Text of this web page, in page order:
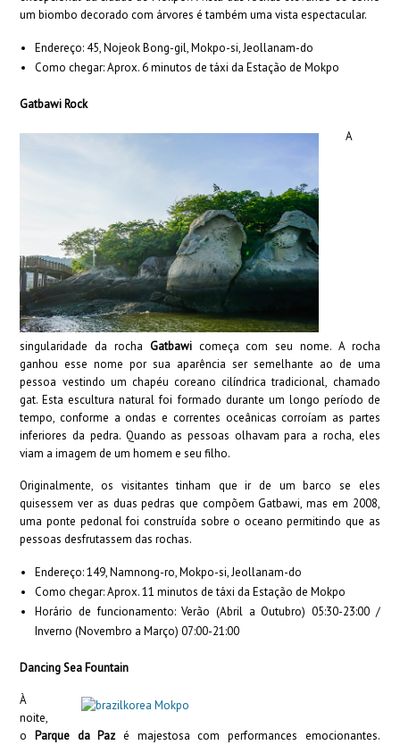
um biombo decorado com árvores é também uma vista espectacular.
Endereço: 45, Nojeok Bong-gil, Mokpo-si, Jeollanam-do
Como chegar: Aprox. 6 minutos de táxi da Estação de Mokpo
Gatbawi Rock
A
singularidade da rocha Gatbawicomeça com seu nome. A rocha
ganhou esse nome por sua aparência ser semelhante ao de uma
pessoa vestindo um chapéu coreano cilíndrica tradicional, chamado
gat. Esta escultura natural foi formado durante um longo período de
tempo, conforme a ondas e correntes oceânicas corroíam as partes
inferiores da pedra. Quando as pessoas olhavam para a rocha, eles
viam a imagem de um homem e seu filho.
Originalmente, os visitantes tinham que ir de um barco se eles
quisessem ver as duas pedras que compõem Gatbawi, mas em 2008,
uma ponte pedonal foi construída sobre o oceano permitindo que as
pessoas desfrutassem das rochas.
Endereço: 149, Namnong-ro, Mokpo-si, Jeollanam-do
Como chegar: Aprox. 11 minutos de táxi da Estação de Mokpo
Horário de funcionamento: Verão (Abril a Outubro) 05:30-23:00 /
Inverno (Novembro a Março) 07:00-21:00
Dancing Sea Fountain
À
noite,
o Parque da Paz é majestosa com performances emocionantes.